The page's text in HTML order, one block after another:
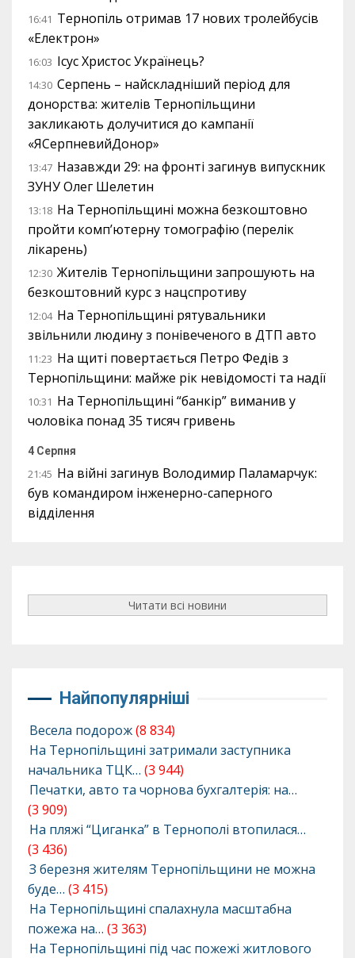
16:41 Тернопіль отримав 17 нових тролейбусів
«Електрон»
16:03 Ісус Христос Українець?
14:30 Серпень – найскладніший період для
донорства: жителів Тернопільщини
закликають долучитися до кампанії
«ЯСерпневийДонор»
13:47 Назавжди 29: на фронті загинув випускник
ЗУНУ Олег Шелетин
13:18 На Тернопільщині можна безкоштовно
пройти комп’ютерну томографію (перелік
лікарень)
12:30 Жителів Тернопільщини запрошують на
безкоштовний курс з нацспротиву
12:04 На Тернопільщині рятувальники
звільнили людину з понівеченого в ДТП авто
11:23 На щиті повертається Петро Федів з
Тернопільщини: майже рік невідомості та надії
10:31 На Тернопільщині “банкір” виманив у
чоловіка понад 35 тисяч гривень
4 Серпня
21:45 На війні загинув Володимир Паламарчук:
був командиром інженерно-саперного
відділення
Читати всі новини
Найпопулярніші
Весела подорож(8 834)
На Тернопільщині затримали заступника
начальника ТЦК… (3 944)
Печатки, авто та чорнова бухгалтерія: на…
(3 909)
На пляжі “Циганка” в Тернополі втопилася…
(3 436)
З березня жителям Тернопільщини не можна
буде… (3 415)
На Тернопільщині спалахнула масштабна
пожежа на… (3 363)
На Тернопільщині під час пожежі житлового